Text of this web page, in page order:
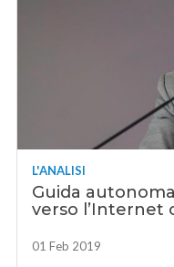
L'ANALISI
Guida
verso l’Internet
01 Feb 2019